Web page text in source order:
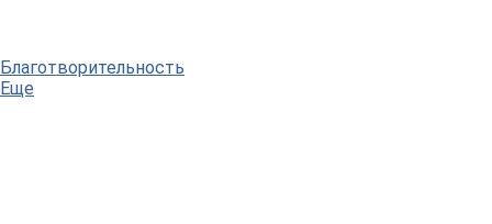
Благотворительность
Еще